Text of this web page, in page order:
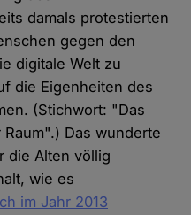
damals protestierten
gegen den
digitale Welt zu
die Eigenheiten des
(Stichwort: "Das
Das wunderte
die Alten völlig
wie es
im Jahr 2013